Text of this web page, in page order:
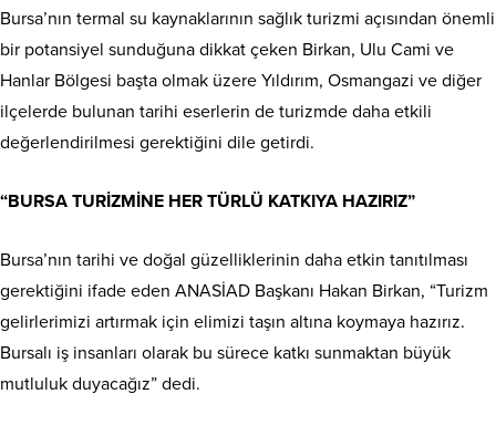
Bursa’nın termal su kaynaklarının sağlık turizmi açısından önemli
bir potansiyel sunduğuna dikkat çeken Birkan, Ulu Cami ve
Hanlar Bölgesi başta olmak üzere Yıldırım, Osmangazi ve diğer
ilçelerde bulunan tarihi eserlerin de turizmde daha etkili
değerlendirilmesi gerektiğini dile getirdi.
“BURSA TURİZMİNE HER TÜRLÜ KATKIYA HAZIRIZ”
Bursa’nın tarihi ve doğal güzelliklerinin daha etkin tanıtılması
gerektiğini ifade eden ANASİAD Başkanı Hakan Birkan, “Turizm
gelirlerimizi artırmak için elimizi taşın altına koymaya hazırız.
Bursalı iş insanları olarak bu sürece katkı sunmaktan büyük
mutluluk duyacağız” dedi.